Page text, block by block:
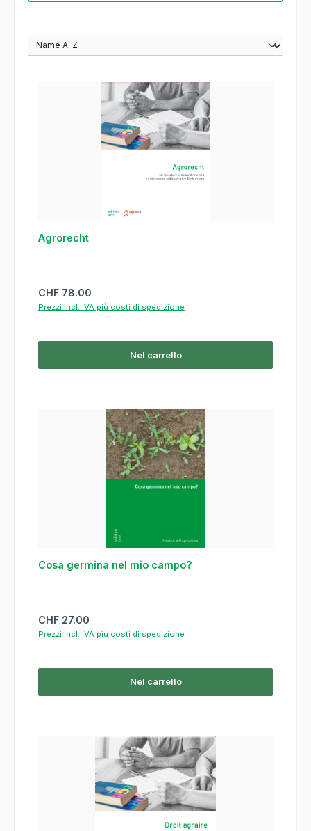
Agrorecht
Prezzo normale:
CHF 78.00
Prezzi incl. IVA più costi di spedizione
Nel carrello
Cosa germina nel mio campo?
Prezzo normale:
CHF 27.00
Prezzi incl. IVA più costi di spedizione
Nel carrello